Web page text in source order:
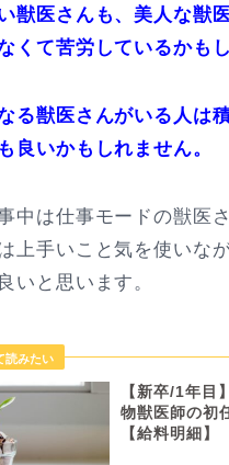
獣医さんも、美人な獣
くて苦労しているかも
る獣医さんがいる人は
良いかもしれません。
中は仕事モードの獣医
上手いこと気を使いな
いと思います。
【新卒/1年目
物獣医師の初
【給料明細】